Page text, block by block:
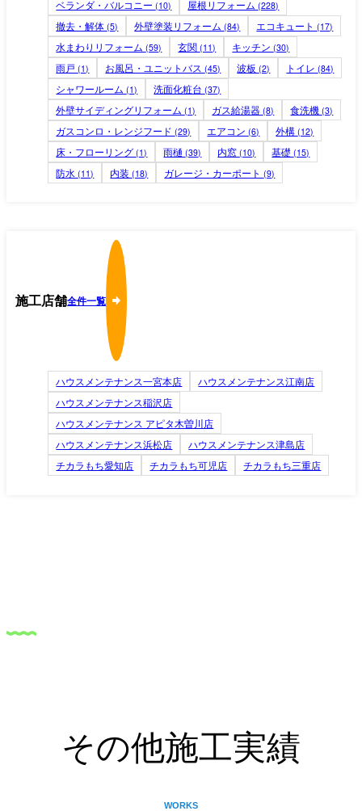
ベランダ・バルコニー(10) 屋根リフォーム(228)
撤去・解体(5) 外壁塗装リフォーム(84) エコキュート(17)
水まわりリフォーム(59) 玄関(11) キッチン(30)
雨戸(1) お風呂・ユニットバス(45) 波板(2) トイレ(84)
シャワールーム(1) 洗面化粧台(37)
外壁サイディングリフォーム(1) ガス給湯器(8) 食洗機(3)
ガスコンロ・レンジフード(29) エアコン(6) 外構(12)
床・フローリング(1) 雨樋(39) 内窓(10) 基礎(15)
防水(11) 内装(18) ガレージ・カーポート(9)
施工店舗全件一覧
ハウスメンテナンス一宮本店
ハウスメンテナンス江南店
ハウスメンテナンス稲沢店
ハウスメンテナンス アピタ木曽川店
ハウスメンテナンス浜松店
ハウスメンテナンス津島店
チカラもち愛知店
チカラもち可児店 チカラもち三重店
その他施工実績
WORKS